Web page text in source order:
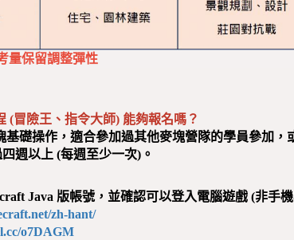
量保留調整彈性
(冒險王、指令大師) 能夠報名嗎？
基礎操作，適合參加過其他麥塊營隊的學員參加
週以上 (每週至少一次)。
Java 版帳號，並確認可以登入電腦遊戲 (非手機
zh-hant/
o7DAGM